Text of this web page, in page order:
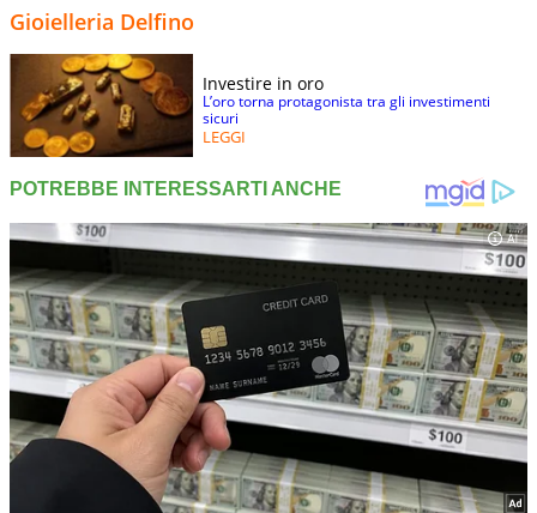
Gioielleria Delfino
Investire in oro
L’oro torna protagonista tra gli investimenti
sicuri
LEGGI